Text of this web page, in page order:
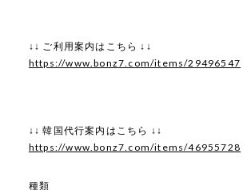
↓↓ ご利用案内はこちら ↓↓
https://www.bonz7.com/items/29496547
↓↓ 韓国代行案内はこちら ↓↓
https://www.bonz7.com/items/46955728
種類